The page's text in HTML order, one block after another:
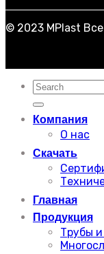
© 2023 MPlast
Искать:
Компания
О нас
Скачать
Главная
Продукция
Трубы